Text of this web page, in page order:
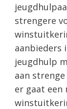
strengere
aanbieders
jeugdhulp
aan
er gaat een